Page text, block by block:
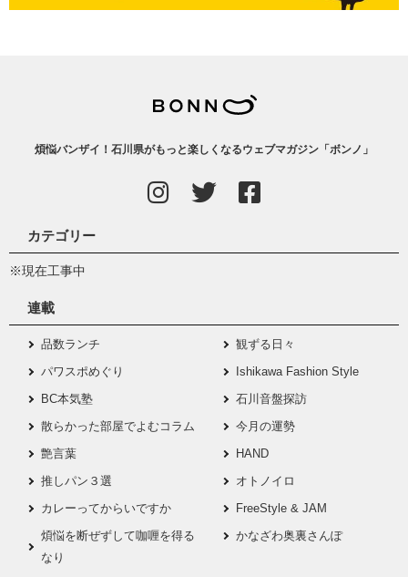
煩悩バンザイ！石川県がもっと楽しくなるウェブマガジン「ボンノ」
カテゴリー
※現在工事中
連載
品数ランチ
観ずる日々
パワスポめぐり
Ishikawa Fashion Style
BC本気塾
石川音盤探訪
散らかった部屋でよむコラム
今月の運勢
艶言葉
HAND
推しパン３選
オトノイロ
カレーってからいですか
FreeStyle & JAM
煩悩を断ぜずして咖喱を得る
なり
かなざわ奥裏さんぽ